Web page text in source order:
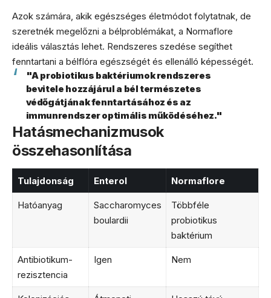
Azok számára, akik egészséges életmódot folytatnak, de
szeretnék megelőzni a bélproblémákat, a Normaflore
ideális választás lehet. Rendszeres szedése segíthet
fenntartani a bélflóra egészségét és ellenálló képességét.
"A probiotikus baktériumok rendszeres
bevitele hozzájárul a bél természetes
védőgátjának fenntartásához és az
immunrendszer optimális működéséhez."
Hatásmechanizmusok
összehasonlítása
Tulajdonság Enterol Normaflore
Hatóanyag
Saccharomyces
boulardii
Többféle
probiotikus
baktérium
Antibiotikum-
rezisztencia
Igen Nem